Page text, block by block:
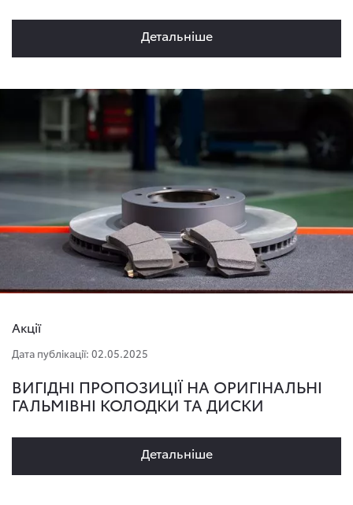
Детальнiше
Акції
Дата публікації: 02.05.2025
ВИГІДНІ ПРОПОЗИЦІЇ НА ОРИГІНАЛЬНІ
ГАЛЬМІВНІ КОЛОДКИ ТА ДИСКИ
Детальнiше